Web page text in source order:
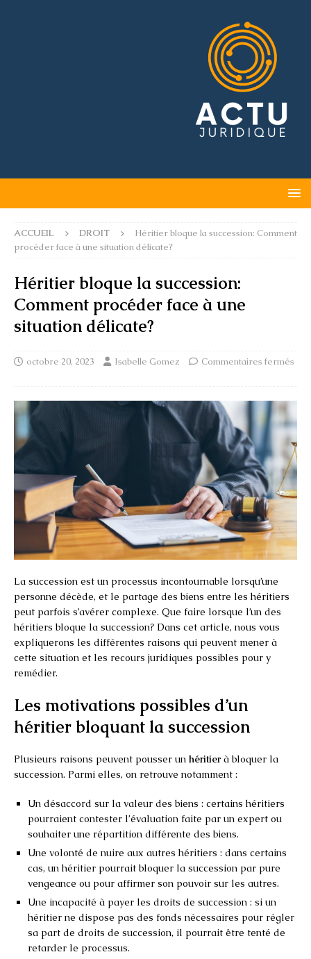
ACCUEIL DROIT
Héritier bloque la succession: Comment
procéder face à une situation délicate?
Héritier bloque la succession:
Comment procéder face à une
situation délicate?
octobre 20, 2023 Isabelle Gomez Commentaires fermés
La succession est un processus incontournable lorsqu’une
personne décède, et le partage des biens entre les héritiers
peut parfois s’avérer complexe. Que faire lorsque l’un des
héritiers bloque la succession? Dans cet article, nous vous
expliquerons les différentes raisons qui peuvent mener à
cette situation et les recours juridiques possibles pour y
remédier.
Les motivations possibles d’un
héritier bloquant la succession
Plusieurs raisons peuvent pousser un héritierà bloquer la
succession. Parmi elles, on retrouve notamment :
Un désaccord sur la valeur des biens : certains héritiers
pourraient contester l’évaluation faite par un expert ou
souhaiter une répartition différente des biens.
Une volonté de nuire aux autres héritiers : dans certains
cas, un héritier pourrait bloquer la succession par pure
vengeance ou pour affirmer son pouvoir sur les autres.
Une incapacité à payer les droits de succession : si un
héritier ne dispose pas des fonds nécessaires pour régler
sa part de droits de succession, il pourrait être tenté de
retarder le processus.